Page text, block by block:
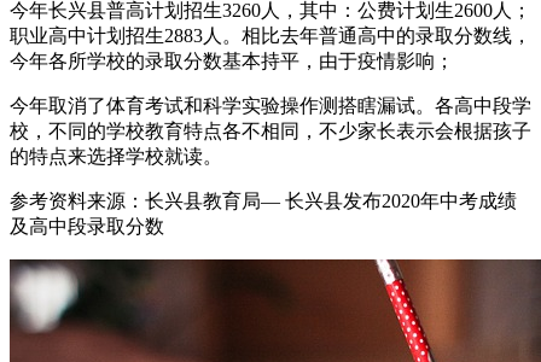
今年长兴县普高计划招生3260人，其中：公费计划生2600人；
职业高中计划招生2883人。相比去年普通高中的录取分数线，
今年各所学校的录取分数基本持平，由于疫情影响；
今年取消了体育考试和科学实验操作测搭瞎漏试。各高中段学
校，不同的学校教育特点各不相同，不少家长表示会根据孩子
的特点来选择学校就读。
参考资料来源：长兴县教育局— 长兴县发布2020年中考成绩
及高中段录取分数